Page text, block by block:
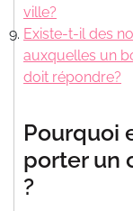
ville?
Existe-t-il des
auxquelles un
doit répondre?
Pourquoi
porter un
?